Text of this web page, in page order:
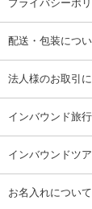
プライバシーポ
配送・包装につ
法人様のお取引
インバウンド旅
インバウンドツ
お名入れについて